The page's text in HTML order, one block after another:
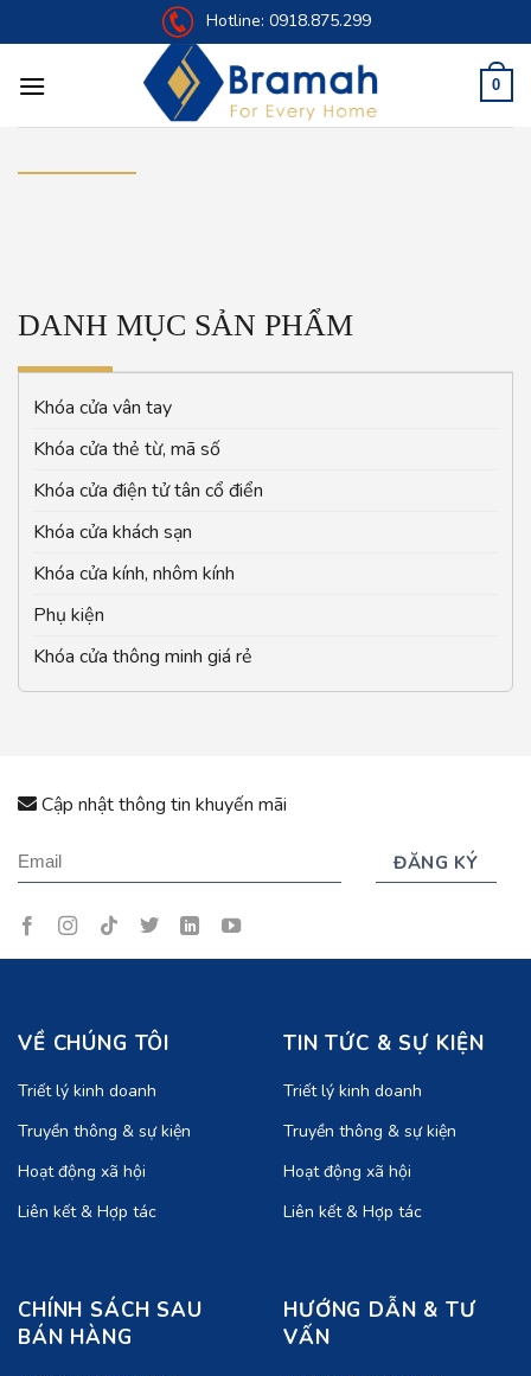
to
Hotline: 0918.875.299
0
DANH MỤC SẢN PHẨM
Khóa cửa vân tay
Khóa cửa thẻ từ, mã số
Khóa cửa điện tử tân cổ điển
Khóa cửa khách sạn
Khóa cửa kính, nhôm kính
Phụ kiện
Khóa cửa thông minh giá rẻ
Cập nhật thông tin khuyến mãi
VỀ CHÚNG TÔI
Triết lý kinh doanh
Truyền thông & sự kiện
Hoạt động xã hội
Liên kết & Hợp tác
TIN TỨC & SỰ KIỆN
Triết lý kinh doanh
Truyền thông & sự kiện
Hoạt động xã hội
Liên kết & Hợp tác
CHÍNH SÁCH SAU
BÁN HÀNG
HƯỚNG DẪN & TƯ
VẤN